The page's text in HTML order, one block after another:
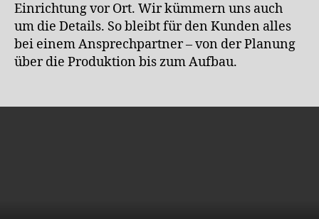
Einrichtung vor Ort. Wir kümmern uns auch
um die Details. So bleibt für den Kunden alles
bei einem Ansprechpartner – von der Planung
über die Pro­duktion bis zum Aufbau.